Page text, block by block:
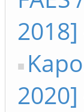
2018]
2020]